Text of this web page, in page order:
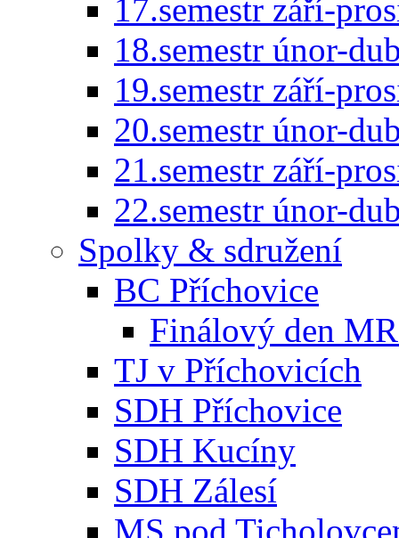
17.semestr září-
18.semestr únor-
19.semestr září-
20.semestr únor-
21.semestr září-
22.semestr únor-
Spolky & sdružení
BC Příchovice
Finálový den
TJ v Příchovicích
SDH Příchovice
SDH Kucíny
SDH Zálesí
MS pod